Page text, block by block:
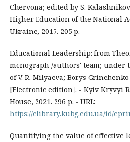
Chervona; edited by S.
Higher Education of the National
Ukraine, 2017. 205 p.
Educational Leadership: from
monograph /authors' team; under
of V. R. Milyaeva; Borys
[Electronic edition]. - Kyiv Kryvyi
House, 2021. 296 p. - URL:
https://elibrary.kubg.edu.ua/id/
Quantifying the value of effective